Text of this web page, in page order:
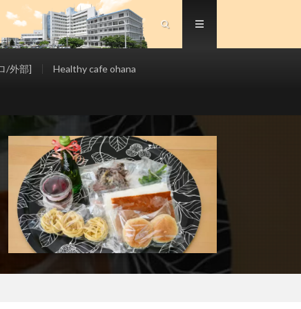
/外部] Healthy cafe ohana